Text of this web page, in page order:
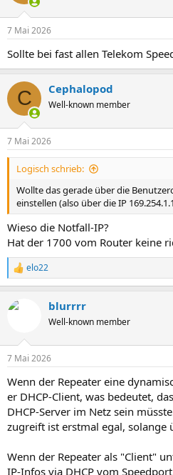
7 Mai 2026
Sollte bei fast allen Telekom
C Cephalopod
Well-known member
7 Mai 2026
Logisch schrieb:
Wollte das gerade über die
einstellen (also über die IP
Wieso die Notfall-IP?
Hat der 1700 vom Router keine
R
e
k
e
:
elo22
blurrrr
Well-known member
7 Mai 2026
Wenn der Repeater eine
er DHCP-Client, was bedeutet,
DHCP-Server im Netz sein
zugreift ist erstmal egal, solange
Wenn der Repeater als "Client"
IP-Infos via DHCP vom